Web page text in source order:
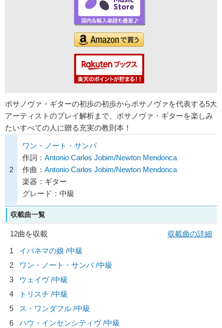
ボサノヴァ・ギターの初歩の初歩からボサノヴァを代表する5大
アーティストのプレイ解析まで、ボサノヴァ・ギターを楽しみ
たいすべての人に贈る充実の教則本！
2
ワン・ノート・サンバ
作詞： Antonio Carlos Jobim/Newton Mendonca
作曲： Antonio Carlos Jobim/Newton Mendonca
楽器：ギター
グレード：中級
収載曲一覧
12曲を収載
収載曲の詳細
1
イパネマの娘 /中級
2
ワン・ノート・サンバ /中級
3
ウェイヴ /中級
4
トリスチ /中級
5
ス・ワンダフル /中級
6
ハウ・インセンシティヴ /中級